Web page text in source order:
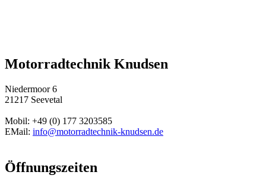
Motorradtechnik Knudsen
Niedermoor 6
21217 Seevetal
Mobil: +49 (0) 177 3203585
EMail: info@motorradtechnik-knudsen.de
Öffnungszeiten